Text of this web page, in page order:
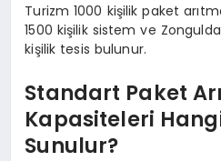
Turizm 1000 kişilik paket
1500 kişilik sistem ve
kişilik tesis bulunur.
Standart Paket
Kapasiteleri
Sunulur?